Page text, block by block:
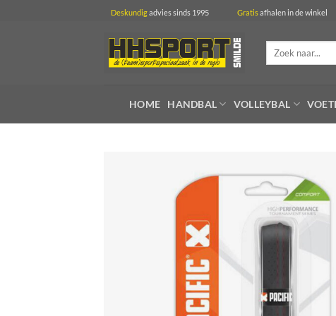
Deskundig advies sinds 1995 Gratis afhalen in de
Zoeken
HOME HANDBAL VOLLEYBAL